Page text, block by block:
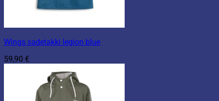
Wings sadetakki legion blue
59,90 €